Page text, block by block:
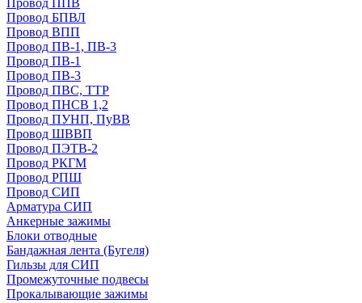
Провод ППВ
Провод БПВЛ
Провод ВПП
Провод ПВ-1, ПВ-3
Провод ПВ-1
Провод ПВ-3
Провод ПВС, ТТР
Провод ПНСВ 1,2
Провод ПУНП, ПуВВ
Провод ШВВП
Провод ПЭТВ-2
Провод РКГМ
Провод РПШ
Провод СИП
Арматура СИП
Анкерные зажимы
Блоки отводные
Бандажная лента (Бугеля)
Гильзы для СИП
Промежуточные подвесы
Прокалывающие зажимы